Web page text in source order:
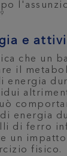
9
e
che un
il
energia
energia
di ferro
un
fisico.